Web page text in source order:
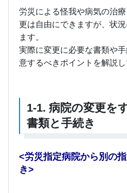
労災による怪我や病気の治
更は自由にできますが、状
ます。
実際に変更に必要な書類や
意するべきポイントを解説し
1-1. 病院の変更を
書類と手続き
<労災指定病院から別の
き>